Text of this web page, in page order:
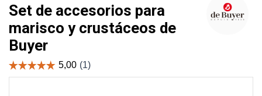
Set de accesorios para
marisco y crustáceos de
Buyer